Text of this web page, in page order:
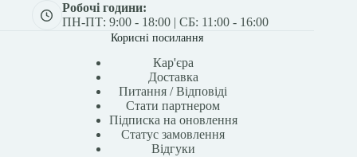
Робочі години:
ПН-ПТ: 9:00 - 18:00 | СБ: 11:00 - 16:00
Корисні посилання
Кар'єра
Доставка
Питання / Відповіді
Стати партнером
Підписка на оновлення
Статус замовлення
Відгуки